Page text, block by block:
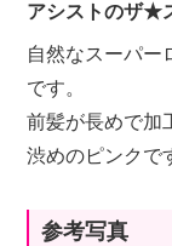
アシストのザ★
自然なスーパー
です。
前髪が長めで加
渋めのピンクで
参考写真